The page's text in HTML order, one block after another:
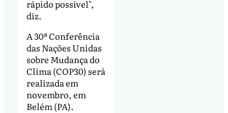
rápido possível",
diz.
A 30ª Conferência
das Nações Unidas
sobre Mudança do
Clima (COP30) será
realizada em
novembro, em
Belém (PA).